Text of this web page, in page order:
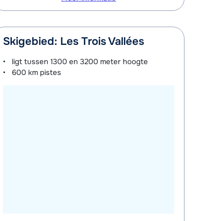
Skigebied: Les Trois Vallées
ligt tussen1300 en 3200 meter hoogte
600 km pistes